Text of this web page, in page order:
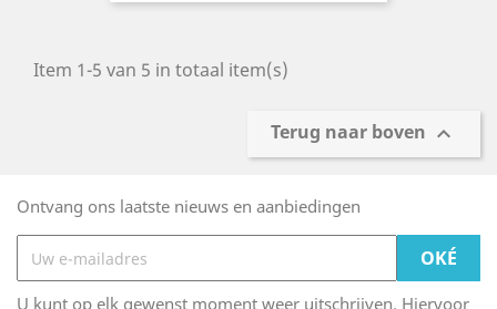
Item 1-5 van 5 in totaal item(s)
Terug naar boven 
Ontvang ons laatste nieuws en aanbiedingen
U kunt op elk gewenst moment weer uitschrijven. Hiervoor